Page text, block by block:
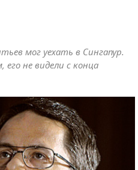
мог уехать в Сингапур.
не видели с конца